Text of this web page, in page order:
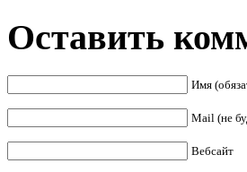
Оставить
Имя
Mail (не
Вебсайт